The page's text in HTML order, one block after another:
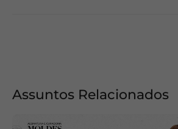
Assuntos Relacionados